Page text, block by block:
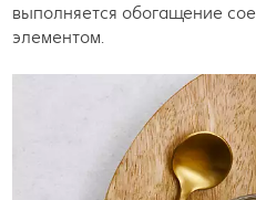
выполняется обогащение
элементом.